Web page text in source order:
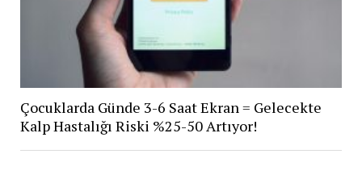
Çocuklarda Günde 3-6 Saat Ekran = Gelecekte
Kalp Hastalığı Riski %25-50 Artıyor!